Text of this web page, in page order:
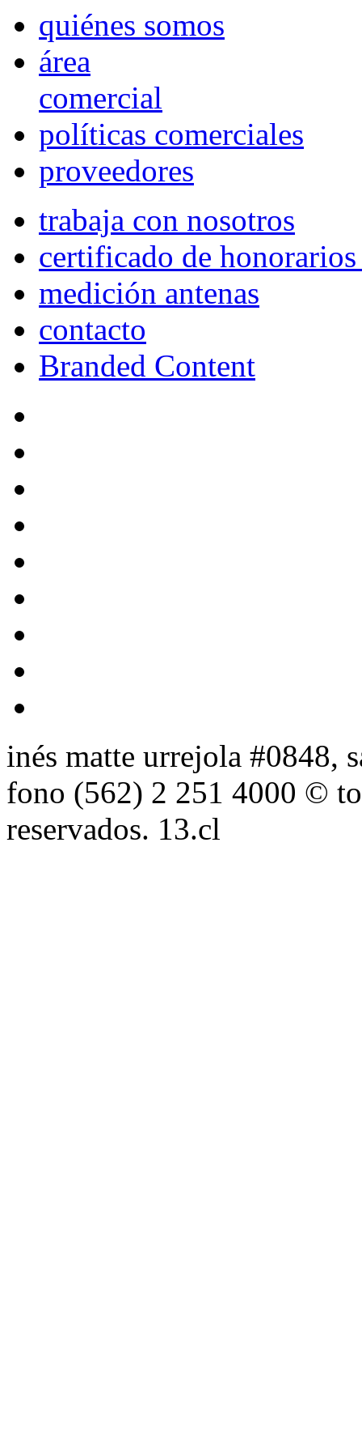
quiénes somos
área
comercial
políticas comerciales
proveedores
trabaja con nosotros
certificado de
medición antenas
contacto
Branded Content
inés matte urrejola #0848,
fono (562) 2 251 4000 ©
reservados. 13.cl